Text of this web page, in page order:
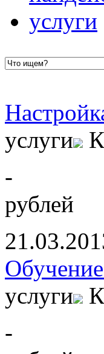
услуги
услуги
-
рублей
услуги
-